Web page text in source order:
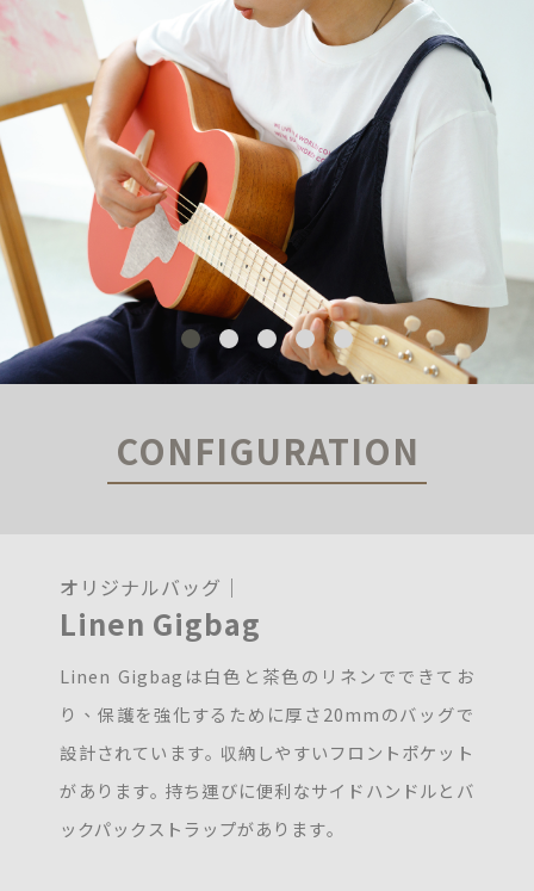
CONFIGURATION
オリジナルバッグ｜
Linen Gigbag
Linen Gigbagは白色と茶色のリネンでできてお
り、保護を強化するために厚さ20mmのバッグで
設計されています｡ 収納しやすいフロントポケット
があります｡ 持ち運びに便利なサイドハンドルとバ
ックパックストラップがあります｡